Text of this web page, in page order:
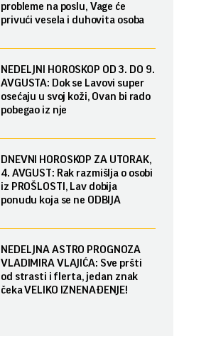
probleme na poslu, Vage će
privući vesela i duhovita osoba
NEDELJNI HOROSKOP OD 3. DO 9.
AVGUSTA: Dok se Lavovi super
osećaju u svoj koži, Ovan bi rado
pobegao iz nje
DNEVNI HOROSKOP ZA UTORAK,
4. AVGUST: Rak razmišlja o osobi
iz PROŠLOSTI, Lav dobija
ponudu koja se ne ODBIJA
NEDELJNA ASTRO PROGNOZA
VLADIMIRA VLAJIĆA: Sve pršti
od strasti i flerta, jedan znak
čeka VELIKO IZNENAĐENJE!